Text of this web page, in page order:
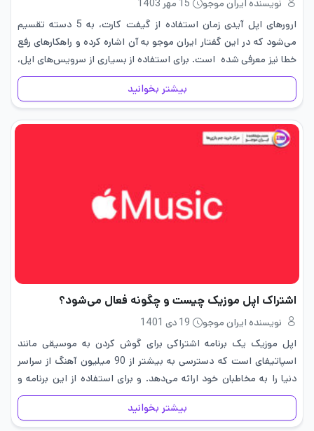
نویسنده ایران موجو
15 مهر 1403
ارور‌های اپل آیدی زمان استفاده از گیفت کارت، به 5 دسته تقسیم
می‌شود که در این گفتار ایران موجو به آن اشاره کرده و راهکارهای رفع
خطا نیز معرفی شده است. برای استفاده از بسیاری از سرویس‌های اپل،
بایستی اپل…
بیشتر بخوانید
اشتراک اپل موزیک چیست و چگونه فعال می‌شود؟
نویسنده ایران موجو
19 دی 1401
اپل موزیک یک برنامه اشتراکی برای گوش کردن به موسیقی مانند
اسپاتیفای است که دسترسی به بیشتر از 90 میلیون آهنگ از سراسر
دنیا را به مخاطبان خود ارائه می‌دهد. و برای استفاده از این برنامه و
امکانات آن شما…
بیشتر بخوانید